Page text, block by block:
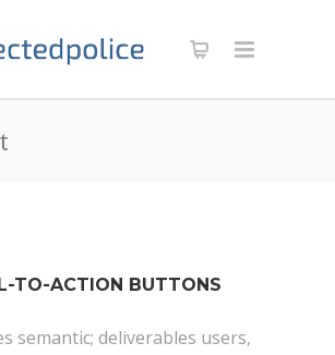
TO-ACTION BUTTONS
semantic; deliverables users,